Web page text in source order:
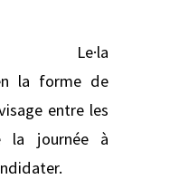
Le·la
la forme de
entre les
la journée à